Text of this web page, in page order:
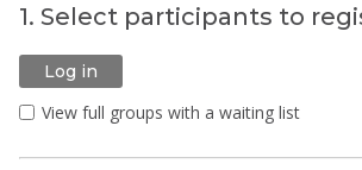
1. Select participants to
Log in
View full groups with a waiting list